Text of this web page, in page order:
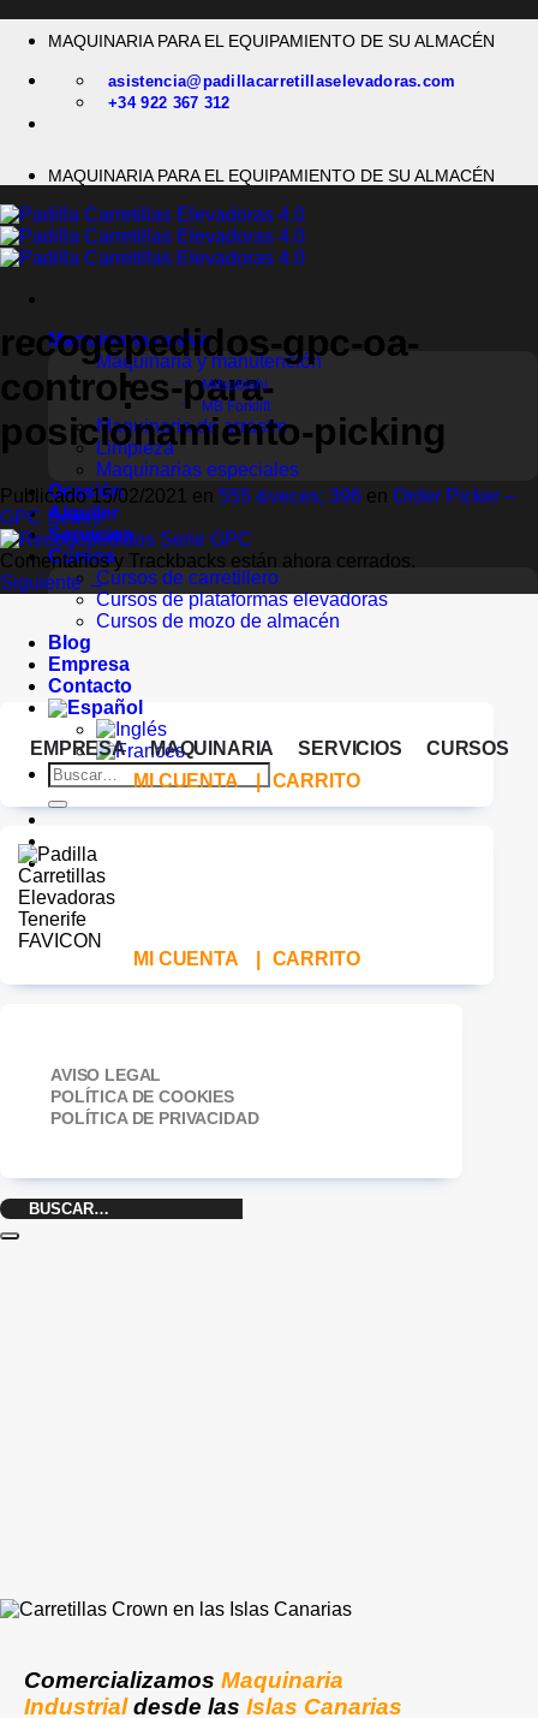
MAQUINARIA PARA EL EQUIPAMIENTO DE SU ALMACÉN
asistencia@padillacarretillaselevadoras.com
+34 922 367 312
MAQUINARIA PARA EL EQUIPAMIENTO DE SU ALMACÉN
Maquinaria nueva
Maquinaria y manutención
Mitsubishi
MB Forklift
Maquinaria de arrastre
Limpieza
Maquinarias especiales
Ocasión
Alquiler
Servicios
Cursos
Cursos de carretillero
Cursos de plataformas elevadoras
Cursos de mozo de almacén
Blog
Empresa
Contacto
Buscar
por:
recogepedidos-gpc-oa-
controles-para-
posicionamiento-picking
Publicado15/02/2021 en 555 &veces; 396 en Order Picker –
GPC Series
Comentarios y Trackbacks están ahora cerrados.
Siguiente →
EMPRESA MAQUINARIA SERVICIOS
CURSOS
MI CUENTA
| CARRITO
MI CUENTA CARRITO
AVISO LEGAL
POLÍTICA DE COOKIES
POLÍTICA DE PRIVACIDAD
Buscar
por:
Comercializamos Maquinaria
Industrialdesde las Islas Canarias